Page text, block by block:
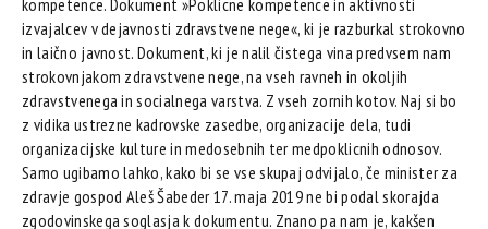
izvajalcev v dejavnosti zdravstvene nege«, ki je razburkal strokovno
in laično javnost. Dokument, ki je nalil čistega vina predvsem nam
strokovnjakom zdravstvene nege, na vseh ravneh in okoljih
zdravstvenega in socialnega varstva. Z vseh zornih kotov. Naj si bo
z vidika ustrezne kadrovske zasedbe, organizacije dela, tudi
organizacijske kulture in medosebnih ter medpoklicnih odnosov.
Samo ugibamo lahko, kako bi se vse skupaj odvijalo, če minister za
zdravje gospod Aleš Šabeder 17. maja 2019 ne bi podal skorajda
zgodovinskega soglasja k dokumentu. Znano pa nam je, kakšen